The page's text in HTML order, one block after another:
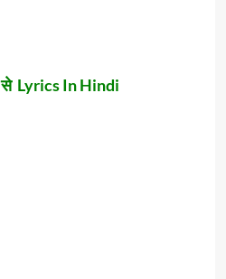
Lyrics In Hindi